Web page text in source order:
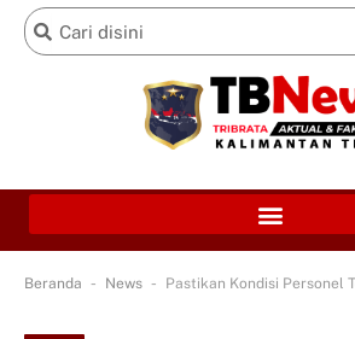
Beranda - News - Pastikan Kondisi Personel Tetap Prima, Sie Dokkes Polres PPU Beri